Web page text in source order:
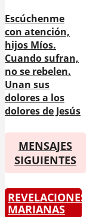
Escúchenme
con atención,
hijos Míos.
Cuando sufran,
no se rebelen.
Unan sus
dolores a los
dolores de Jesús
MENSAJES
SIGUIENTES
REVELACIONES
MARIANAS